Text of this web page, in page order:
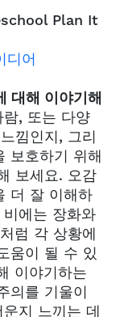
Plan It
디어
대해 이야기해
, 또는 다양
낌인지, 그리
보호하기 위해
보세요. 오감
더 잘 이해하
에는 장화와
럼 각 상황에
움이 될 수 있
이야기하는
의를 기울이
지 느끼는 데